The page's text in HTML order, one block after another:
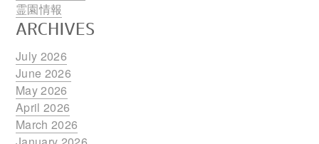
霊園情報
ARCHIVES
July 2026
June 2026
May 2026
April 2026
March 2026